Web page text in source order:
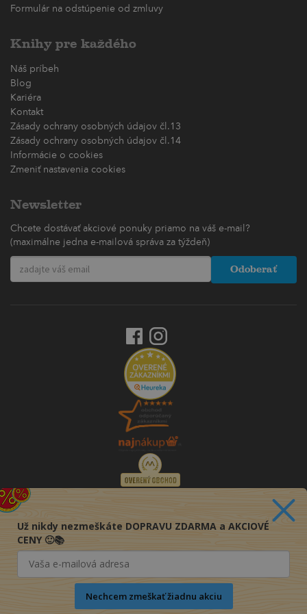
Formulár na odstúpenie od zmluvy
Knihy pre každého
Náš príbeh
Blog
Kariéra
Kontakt
Zásady ochrany osobných údajov čl.13
Zásady ochrany osobných údajov čl.14
Informácie o cookies
Zmeniť nastavenia cookies
Newsletter
Chcete dostávať akciové ponuky priamo na váš e-mail?
(maximálne jedna e-mailová správa za týždeň)
Odoberať
Už nikdy nezmeškáte DOPRAVU ZDARMA a AKCIOVÉ
CENY 🙂📚
Nechcem zmeškať žiadnu akciu